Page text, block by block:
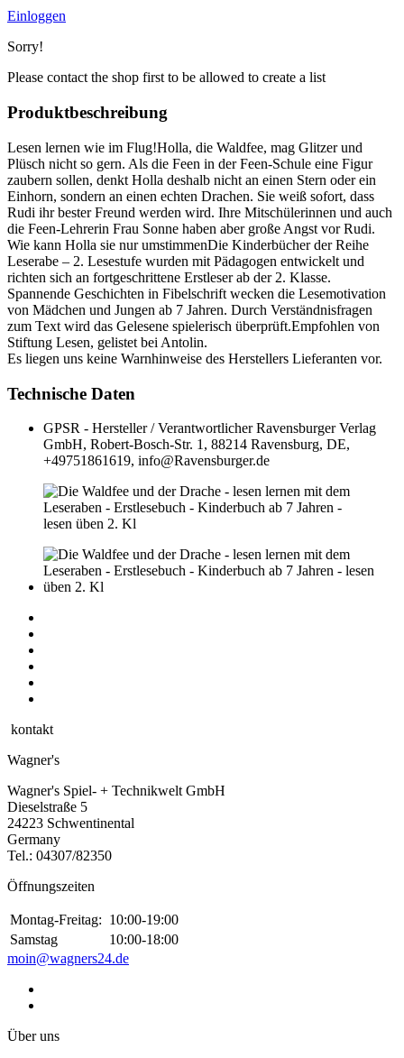
Einloggen
Sorry!
Please contact the shop first to be allowed to create a list
Produktbeschreibung
Lesen lernen wie im Flug!Holla, die Waldfee, mag Glitzer und
Plüsch nicht so gern. Als die Feen in der Feen-Schule eine Figur
zaubern sollen, denkt Holla deshalb nicht an einen Stern oder ein
Einhorn, sondern an einen echten Drachen. Sie weiß sofort, dass
Rudi ihr bester Freund werden wird. Ihre Mitschülerinnen und auch
die Feen-Lehrerin Frau Sonne haben aber große Angst vor Rudi.
Wie kann Holla sie nur umstimmenDie Kinderbücher der Reihe
Leserabe – 2. Lesestufe wurden mit Pädagogen entwickelt und
richten sich an fortgeschrittene Erstleser ab der 2. Klasse.
Spannende Geschichten in Fibelschrift wecken die Lesemotivation
von Mädchen und Jungen ab 7 Jahren. Durch Verständnisfragen
zum Text wird das Gelesene spielerisch überprüft.Empfohlen von
Stiftung Lesen, gelistet bei Antolin.
Es liegen uns keine Warnhinweise des Herstellers Lieferanten vor.
Technische Daten
GPSR - Hersteller / Verantwortlicher Ravensburger Verlag
GmbH, Robert-Bosch-Str. 1, 88214 Ravensburg, DE,
+49751861619, info@Ravensburger.de
kontakt
Wagner's
Wagner's Spiel- + Technikwelt GmbH
Dieselstraße 5
24223 Schwentinental
Germany
Tel.: 04307/82350
Öffnungszeiten
Montag-Freitag: 10:00-19:00
Samstag
10:00-18:00
moin@wagners24.de
Über uns